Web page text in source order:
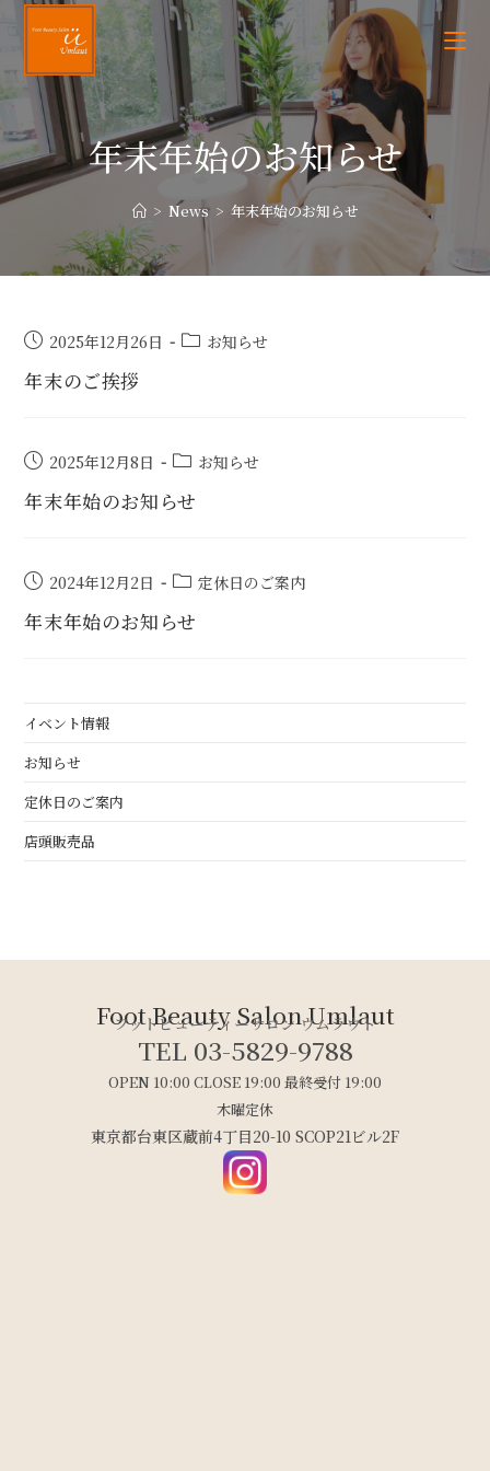
年末年始のお知らせ
> News > 年末年始のお知らせ
2025年12月26日 お知らせ
年末のご挨拶
2025年12月8日 お知らせ
年末年始のお知らせ
2024年12月2日 定休日のご案内
年末年始のお知らせ
イベント情報
お知らせ
定休日のご案内
店頭販売品
Foot Beauty Salon Umlaut
フットビューティーサロン ウムラウト
TEL 03-5829-9788
OPEN 10:00 CLOSE 19:00 最終受付 19:00
木曜定休
東京都台東区蔵前4丁目20-10 SCOP21ビル2F